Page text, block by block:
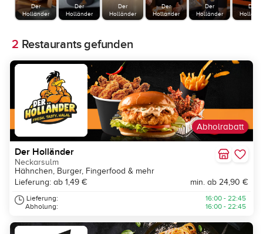
Der
Holländer
Der
Holländer
Der
Holländer
Der
Holländer
Der
Holländer
Der
2 Restaurants gefunden
Abholrabatt
Der Holländer
Neckarsulm
Hähnchen, Burger, Fingerfood & mehr
Lieferung: ab 1,49 €
min. ab 24,90 €
Lieferung:
Abholung:
16:00 - 22:45
16:00 - 22:45